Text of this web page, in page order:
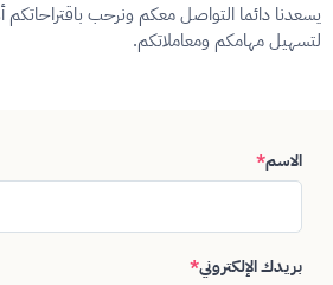
يسعدنا دائما التواصل معكم ونرحب باقتراحاتكم
لتسهيل مهامكم ومعاملاتكم.
الاسم*
بريدك الإلكتروني*